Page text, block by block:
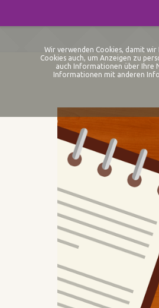
Wir verwenden Cookies, damit
Cookies auch, um Anzeigen zu
auch Informationen über Ihre
Informationen mit anderen